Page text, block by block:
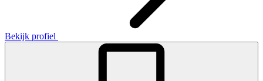
Bekijk profiel